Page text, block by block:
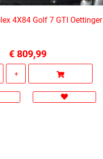
4X84 Golf 7 GTI Oettinger
€ 809,99